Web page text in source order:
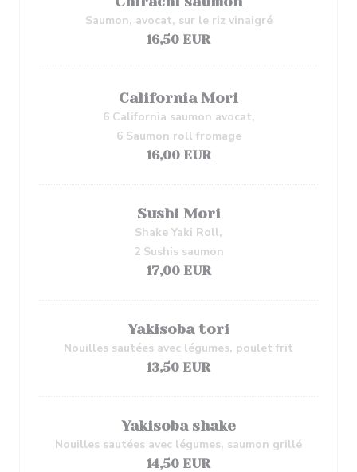
Saumon, avocat, sur le riz vinaigré
16,50 EUR
California Mori
6 California saumon avocat,
6 Saumon roll fromage
16,00 EUR
Sushi Mori
Shake Yaki Roll,
2 Sushis saumon
17,00 EUR
Yakisoba tori
Nouilles sautées avec légumes, poulet frit
13,50 EUR
Yakisoba shake
Nouilles sautées avec légumes, saumon grillé
14,50 EUR